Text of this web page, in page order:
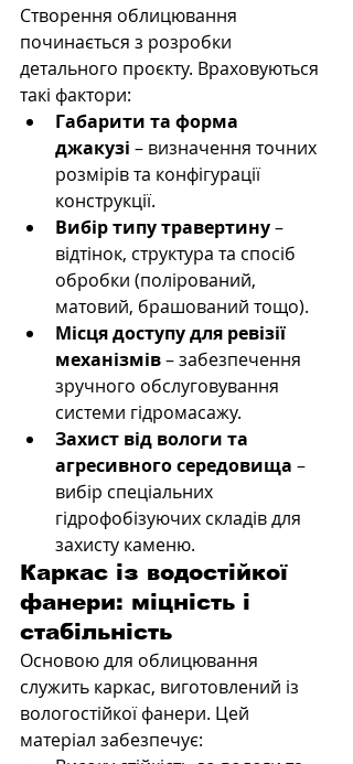
Створення облицювання
починається з розробки
детального проєкту. Враховуються
такі фактори:
Габарити та форма
джакузі – визначення точних
розмірів та конфігурації
конструкції.
Вибір типу травертину –
відтінок, структура та спосіб
обробки (полірований,
матовий, брашований тощо).
Місця доступу для ревізії
механізмів – забезпечення
зручного обслуговування
системи гідромасажу.
Захист від вологи та
агресивного середовища –
вибір спеціальних
гідрофобізуючих складів для
захисту каменю.
Каркас із водостійкої
фанери: міцність і
стабільність
Основою для облицювання
служить каркас, виготовлений із
вологостійкої фанери. Цей
матеріал забезпечує: